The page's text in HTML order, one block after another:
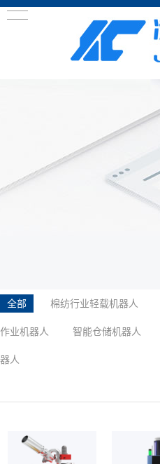
全部 棉纺行业轻载机器人
作业机器人 智能仓储机器人
器人